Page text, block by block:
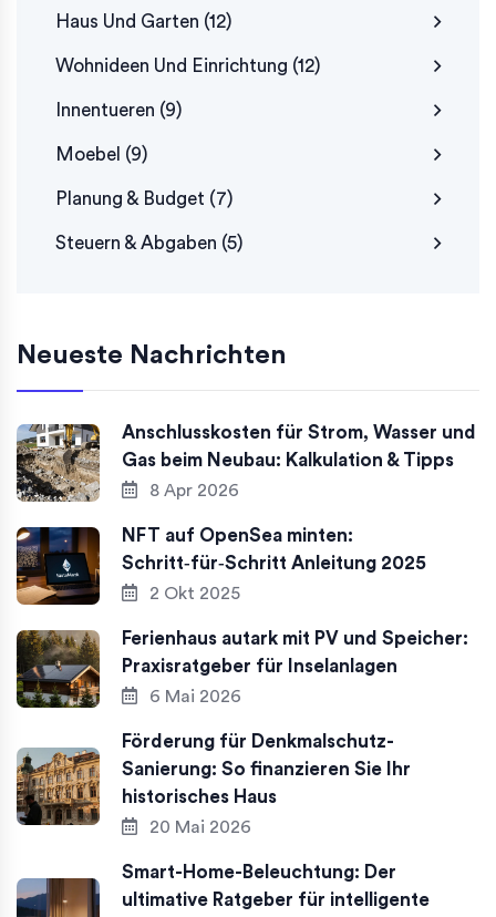
Haus Und Garten (12)
Wohnideen Und Einrichtung (12)
Innentueren (9)
Moebel (9)
Planung & Budget (7)
Steuern & Abgaben (5)
Neueste Nachrichten
Anschlusskosten für Strom, Wasser und
Gas beim Neubau: Kalkulation & Tipps
8 Apr 2026
NFT auf OpenSea minten:
Schritt‑für‑Schritt Anleitung 2025
2 Okt 2025
Ferienhaus autark mit PV und Speicher:
Praxisratgeber für Inselanlagen
6 Mai 2026
Förderung für Denkmalschutz-
Sanierung: So finanzieren Sie Ihr
historisches Haus
20 Mai 2026
Smart-Home-Beleuchtung: Der
ultimative Ratgeber für intelligente